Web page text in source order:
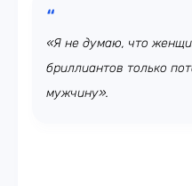
«Я не думаю, что
бриллиантов только
мужчину».